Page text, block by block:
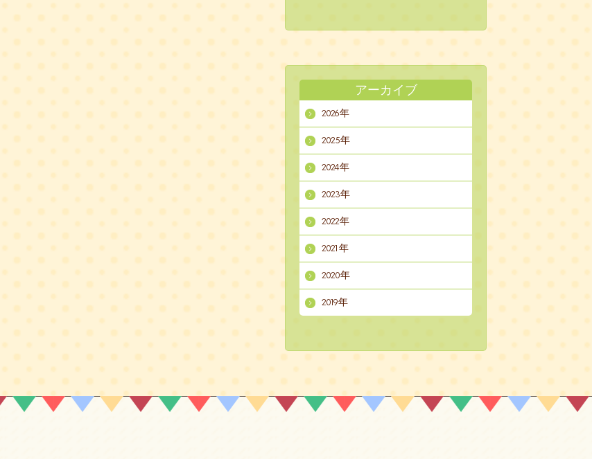
アーカイブ
2026年
2025年
2024年
2023年
2022年
2021年
2020年
2019年